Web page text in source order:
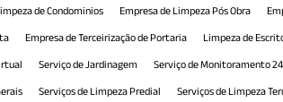
de Condominios Empresa de Limpeza Pós Obra
Empresa de Terceirização de Portaria Limpeza de
Serviço de Jardinagem Serviço de Monitoramento
Serviços de Limpeza Predial Serviços de Limpeza